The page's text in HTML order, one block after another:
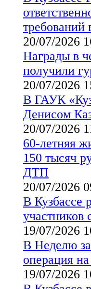
требований
20/07/2026
Награды в
получили
20/07/2026
В ГАУК
Денисом
20/07/2026
60-летняя
150 тысяч
ДТП
20/07/2026
В Кузбассе
участников
19/07/2026
В Неделю
операция
19/07/2026